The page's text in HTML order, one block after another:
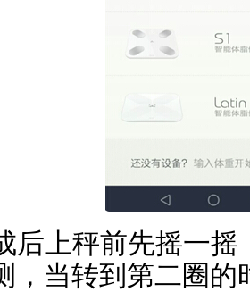
后上秤前先摇一
，当转到第二圈的